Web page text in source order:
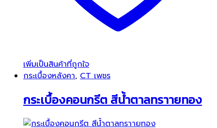
เพิ่มเป็นสินค้าที่ถูกใจ
กระเบื้องหลังคา, CT เพชร
กระเบื้องคอนกรีต สีน้ำตาลทราายทอง